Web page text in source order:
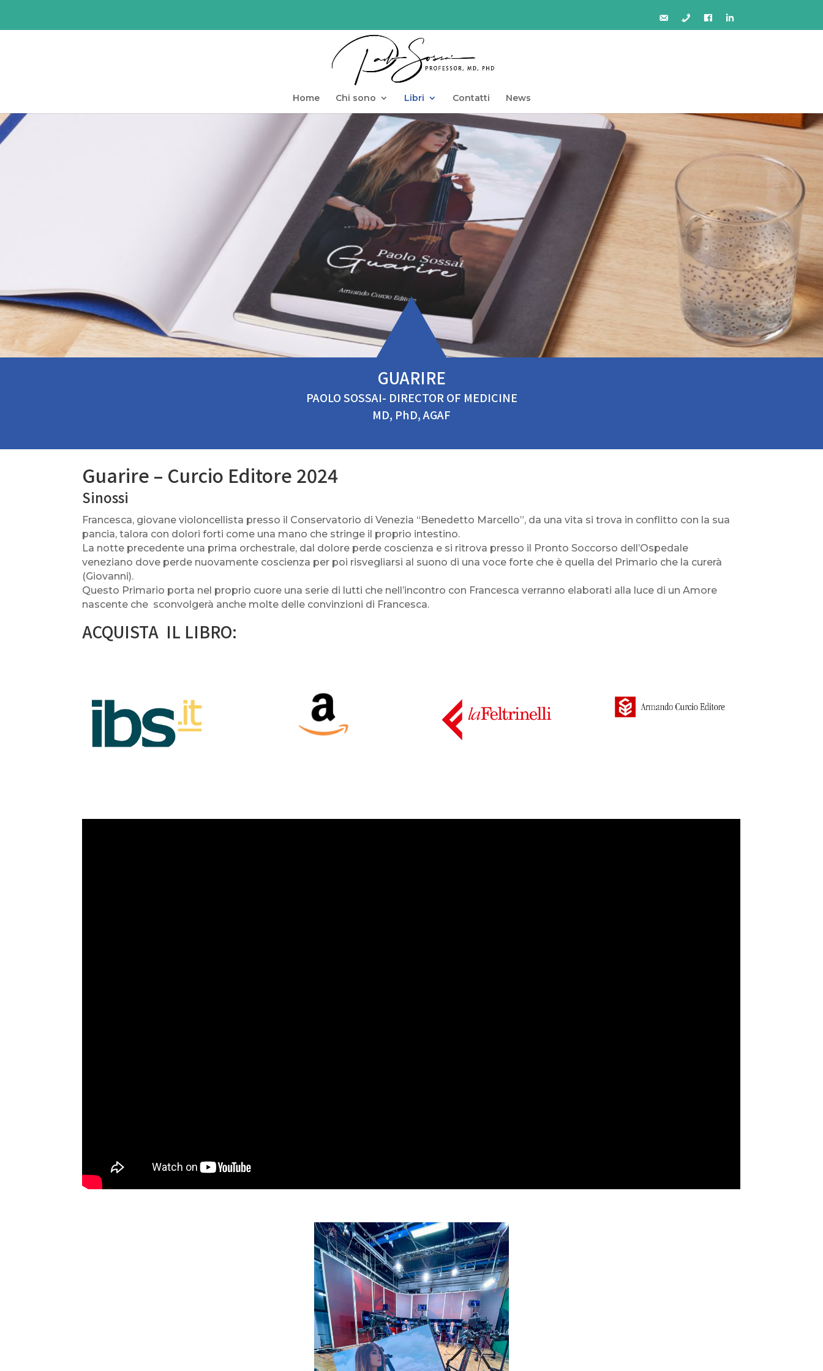
Home Chi sono Libri Contatti News
GUARIRE
PAOLO SOSSAI- DIRECTOR OF MEDICINE
MD, PhD, AGAF
Guarire – Curcio Editore 2024
Sinossi
Francesca, giovane violoncellista presso il Conservatorio di Venezia “Benedetto Marcello”, da una vita si trova in conflitto con la sua
pancia, talora con dolori forti come una mano che stringe il proprio intestino.
La notte precedente una prima orchestrale, dal dolore perde coscienza e si ritrova presso il Pronto Soccorso dell’Ospedale
veneziano dove perde nuovamente coscienza per poi risvegliarsi al suono di una voce forte che è quella del Primario che la curerà
(Giovanni).
Questo Primario porta nel proprio cuore una serie di lutti che nell’incontro con Francesca verranno elaborati alla luce di un Amore
nascente che sconvolgerà anche molte delle convinzioni di Francesca.
ACQUISTA IL LIBRO: